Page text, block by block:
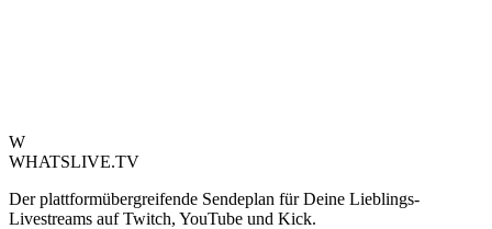
W
WHATSLIVE.TV
Der plattformübergreifende Sendeplan für Deine Lieblings-
Livestreams auf Twitch, YouTube und Kick.